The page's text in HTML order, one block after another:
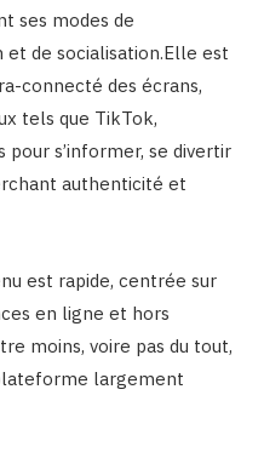
ses modes de
et de socialisation.Elle est
connecté des écrans,
tels que TikTok,
pour s’informer, se divertir
authenticité et
est rapide, centrée sur
en ligne et hors
moins, voire pas du tout,
largement